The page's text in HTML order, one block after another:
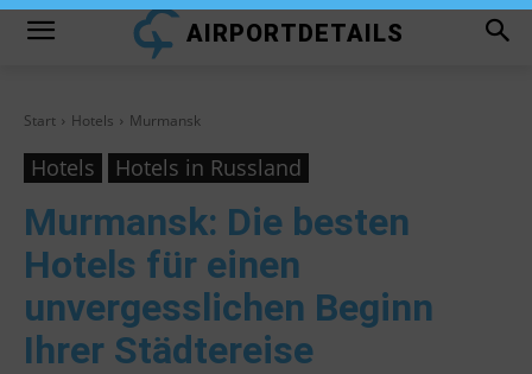
AIRPORTDETAILS
Start Hotels Murmansk
Hotels Hotels in Russland
Murmansk: Die besten
Hotels für einen
unvergesslichen Beginn
Ihrer Städtereise